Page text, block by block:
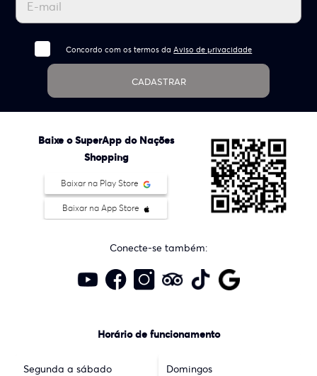
Concordo com os termos daAviso de privacidade
CADASTRAR
Baixe o SuperApp do Nações
Shopping
Baixar na Play Store
Baixar na App Store
Conecte-se também:
Horário de funcionamento
Segunda a sábado Domingos